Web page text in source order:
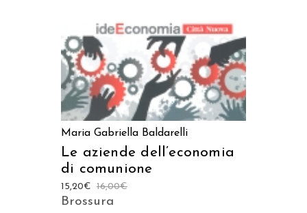
Maria Gabriella Baldarelli
Le aziende dell’economia
di comunione
16,00€
15,20€
Brossura